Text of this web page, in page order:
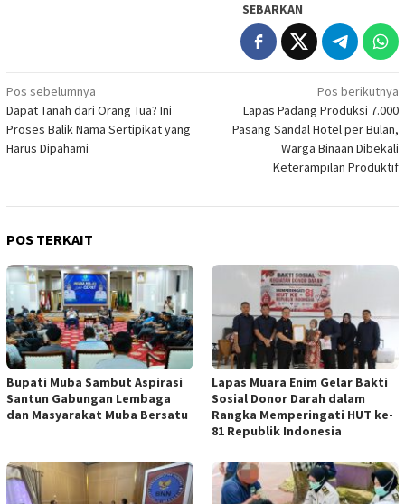
SEBARKAN
Navigasi
pos
Pos sebelumnya
Dapat Tanah dari Orang Tua? Ini
Proses Balik Nama Sertipikat yang
Harus Dipahami
Pos berikutnya
Lapas Padang Produksi 7.000
Pasang Sandal Hotel per Bulan,
Warga Binaan Dibekali
Keterampilan Produktif
POS TERKAIT
Bupati Muba Sambut Aspirasi
Santun Gabungan Lembaga
dan Masyarakat Muba Bersatu
Lapas Muara Enim Gelar Bakti
Sosial Donor Darah dalam
Rangka Memperingati HUT ke-
81 Republik Indonesia